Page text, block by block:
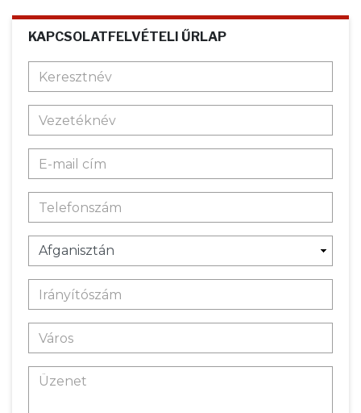
KAPCSOLATFELVÉTELI ŰRLAP